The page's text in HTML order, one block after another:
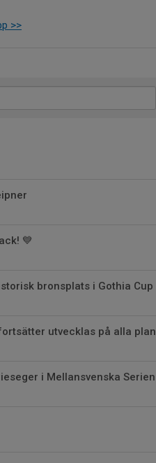
>>
💙
bronsplats i Gothia Cup
utvecklas på alla plan
i Mellansvenska Serien